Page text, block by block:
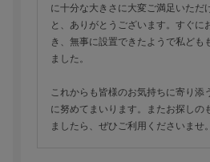
に十分な大きさに大変ご満足いただ
と、ありがとうございます。すぐに
き、無事に設置できたようで私ども
ました。
これからも皆様のお気持ちに寄り添
に努めてまいります。またお探しの
ましたら、ぜひご利用くださいませ。